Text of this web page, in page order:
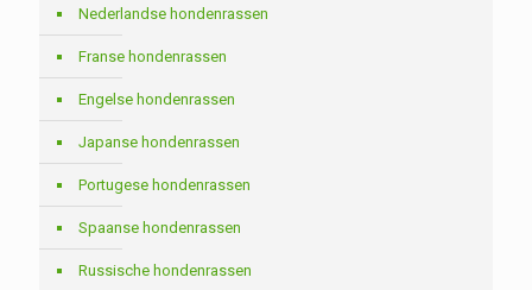
Nederlandse hondenrassen
Franse hondenrassen
Engelse hondenrassen
Japanse hondenrassen
Portugese hondenrassen
Spaanse hondenrassen
Russische hondenrassen